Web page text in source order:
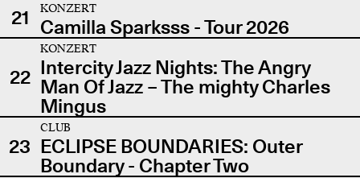
21
KONZERT
Camilla Sparksss - Tour 2026
22
KONZERT
Intercity Jazz Nights: The Angry
Man Of Jazz – The mighty Charles
Mingus
23
CLUB
ECLIPSE BOUNDARIES: Outer
Boundary - Chapter Two